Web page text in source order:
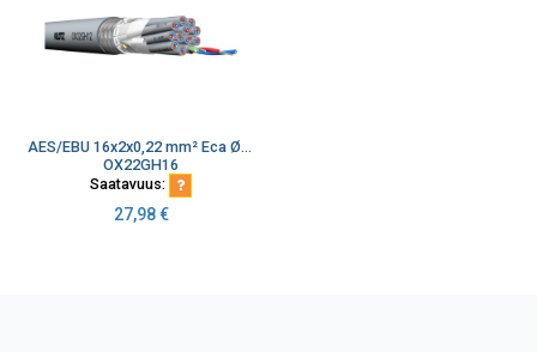
AES/EBU 16x2x0,22 mm² Eca Ø22,8 mm 110 ohm FRNC harmaa audiokaapeli K500
OX22GH16
Saatavuus:
27,98€